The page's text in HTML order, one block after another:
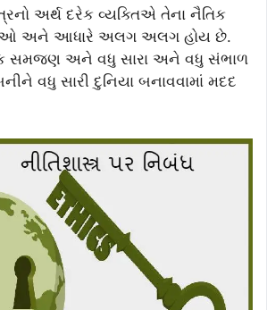
અર્થ દરેક વ્યક્તિએ તેના નૈતિક
અને આધારે અલગ અલગ હોય છે.
સમજણ અને વધુ સારા અને વધુ સંભાળ
વધુ સારી દુનિયા બનાવવામાં મદદ